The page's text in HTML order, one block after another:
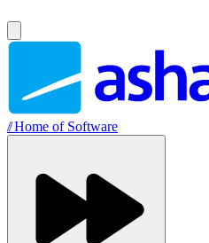
//Home of Software